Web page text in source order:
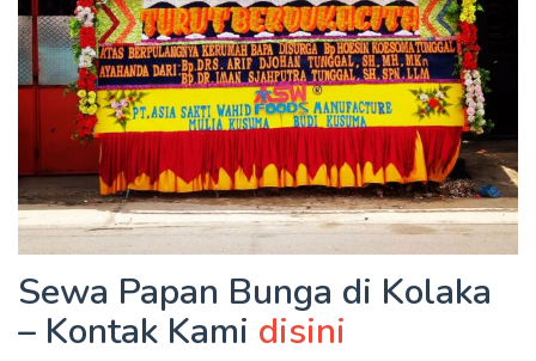
Sewa Papan Bunga di Kolaka
– Kontak Kami disini